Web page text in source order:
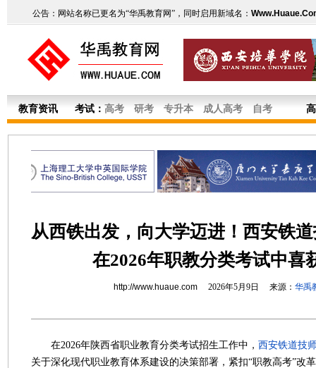
公告：网站名称已更名为“华禹教育网”，同时启用新域名：
教育资讯 考试： 高考 研考 专升本 成人高考 自考
从西铁出发，向大学迈进！西安铁
在2026年职教分类考试中喜
http://www.huaue.com2026年5月9日 来源： 华禹
在2026年陕西省职业教育分类考试招生工作中， 西安铁道技
关于深化现代职业教育体系建设的决策部署，紧扣“职教高考”改